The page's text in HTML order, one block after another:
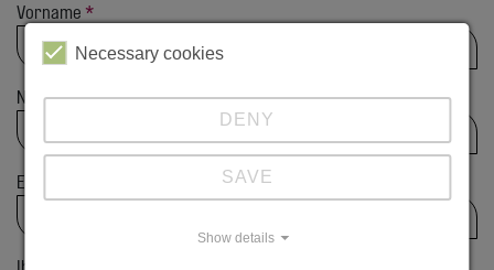
Vorname *
Nachname*
E-Mail Adresse
Necessary cookies
DENY
SAVE
Show details